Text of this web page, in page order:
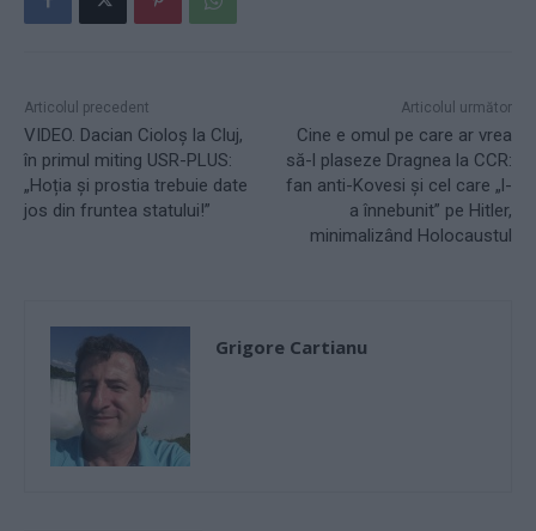
Articolul precedent
VIDEO. Dacian Cioloș la Cluj,
în primul miting USR-PLUS:
„Hoția și prostia trebuie date
jos din fruntea statului!”
Articolul următor
Cine e omul pe care ar vrea
să-l plaseze Dragnea la CCR:
fan anti-Kovesi şi cel care „l-
a înnebunit” pe Hitler,
minimalizând Holocaustul
Grigore Cartianu